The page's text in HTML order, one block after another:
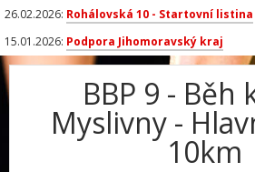
26.02.2026: Rohálovská 10 - Startovní listina
15.01.2026: Podpora Jihomoravský kraj
BBP 9 - Běh
Myslivny -
10km